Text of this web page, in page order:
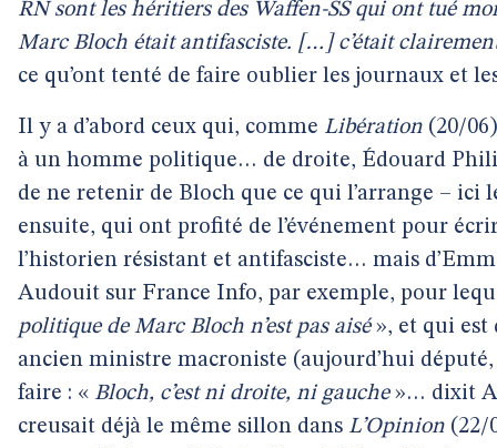
RN sont les héritiers des Waffen-SS qui ont tué
Marc Bloch était antifasciste. […] c’était
ce qu’ont tenté de faire oublier les journaux et
Il y a d’abord ceux qui, comme Libération (20/
à un homme politique… de droite, Édouard
de ne retenir de Bloch que ce qui l’arrange – ici
ensuite, qui ont profité de l’événement pour
l’historien résistant et antifasciste… mais
Audouit sur France Info, par exemple, pour
politique de Marc Bloch n’est pas aisé», et qui est
ancien ministre macroniste (aujourd’hui
faire : « Bloch, c’est ni droite, ni gauche»… dixit
creusait déjà le même sillon dans L’Opinion (22/